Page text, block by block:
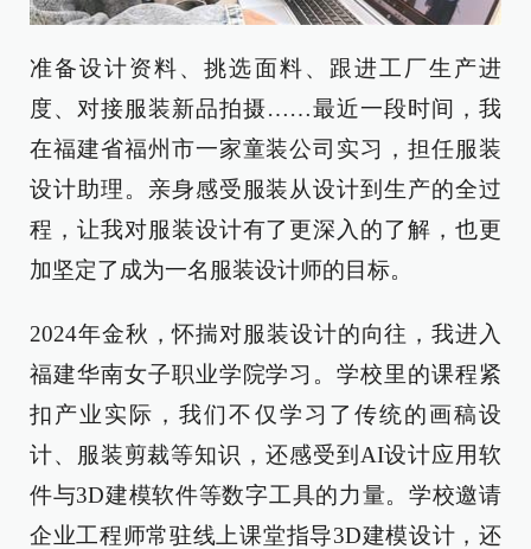
准备设计资料、挑选面料、跟进工厂生产进
度、对接服装新品拍摄……最近一段时间，我
在福建省福州市一家童装公司实习，担任服装
设计助理。亲身感受服装从设计到生产的全过
程，让我对服装设计有了更深入的了解，也更
加坚定了成为一名服装设计师的目标。
2024年金秋，怀揣对服装设计的向往，我进入
福建华南女子职业学院学习。学校里的课程紧
扣产业实际，我们不仅学习了传统的画稿设
计、服装剪裁等知识，还感受到AI设计应用软
件与3D建模软件等数字工具的力量。学校邀请
企业工程师常驻线上课堂指导3D建模设计，还